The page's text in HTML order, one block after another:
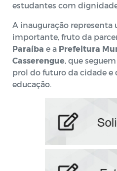
estudantes com
A inauguração representa
importante, fruto da
Paraíba e a Prefeitura
Casserengue, que
prol do futuro da cidade e
educação.